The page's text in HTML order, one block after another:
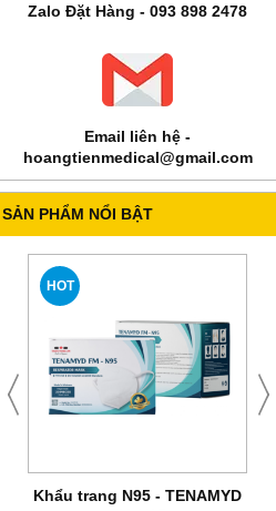
Zalo Đặt Hàng - 093 898 2478
Email liên hệ -
hoangtienmedical@gmail.com
SẢN PHẨM NỔI BẬT
HOT
Khẩu trang N95 - TENAMYD